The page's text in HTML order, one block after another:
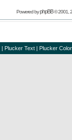
Powered byphpBB© 2001,
| Plucker Text | Plucker Color